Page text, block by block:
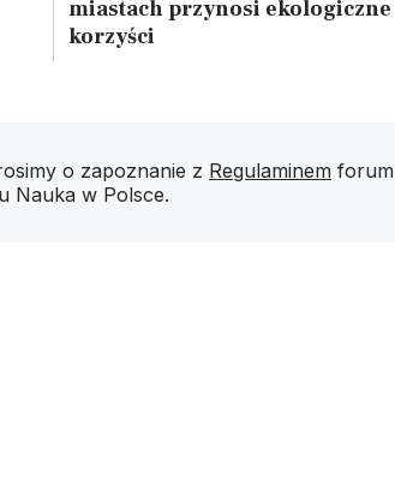
miastach przynosi ekologiczne
korzyści
o zapoznanie z Regulaminem forum
Nauka w Polsce.